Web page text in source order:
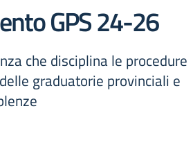
GPS 24-26
che disciplina le procedure
graduatorie provinciali e